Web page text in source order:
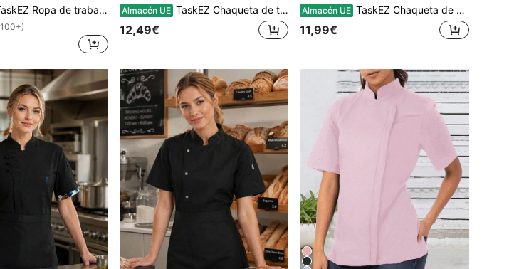
Ropa de trabajo de manga corta con ribete de contraste para mujer Almacén UE TaskEZ Chaqueta de trabajo de chef de manga larga con cuello abotonado y contraste de color, para mujer, en manga 3/4
12,49€
Almacén UE TaskEZ Chaqueta de bata de laboratorio de manga corta blanca para mujer con botones delanteros, manga corta y bolsillo, minimalista
11,99€